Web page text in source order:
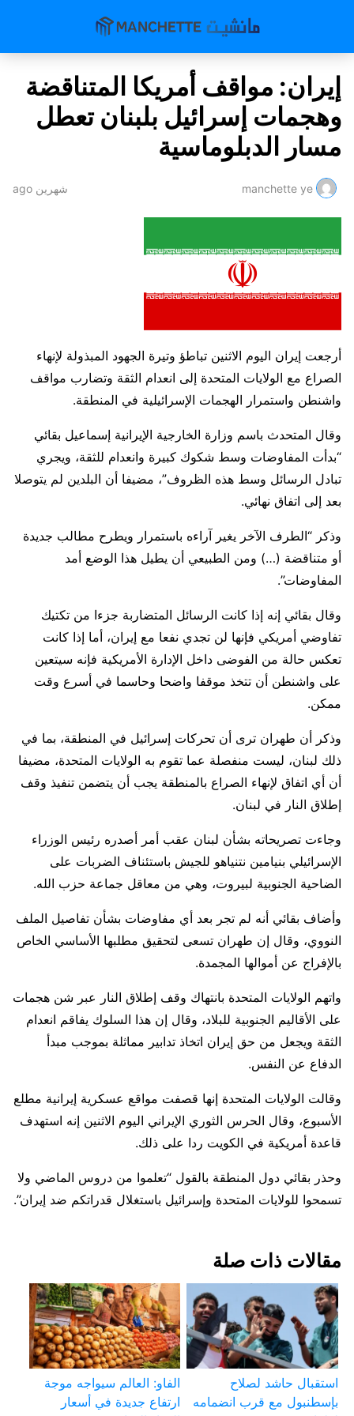
إيران: مواقف أمريكا المتناقضة
وهجمات إسرائيل بلبنان تعطل
مسار الدبلوماسية
manchette ye شهرين ago
أرجعت إيران اليوم الاثنين تباطؤ وتيرة الجهود المبذولة لإنهاء
الصراع مع الولايات المتحدة إلى انعدام الثقة وتضارب ​مواقف
واشنطن واستمرار الهجمات الإسرائيلية في المنطقة.
وقال المتحدث باسم وزارة ‌الخارجية الإيرانية إسماعيل بقائي
“بدأت المفاوضات وسط شكوك كبيرة وانعدام للثقة، ويجري
تبادل الرسائل وسط هذه الظروف”، مضيفا أن البلدين لم يتوصلا
بعد إلى اتفاق نهائي.
وذكر “الطرف الآخر يغير آراءه باستمرار ويطرح مطالب جديدة
أو متناقضة (…) ومن الطبيعي أن يطيل هذا الوضع أمد
المفاوضات”.
وقال بقائي إنه إذا كانت ⁠الرسائل المتضاربة جزءا من تكتيك
تفاوضي أمريكي فإنها لن تجدي ​نفعا مع إيران، أما إذا كانت
تعكس حالة من الفوضى داخل الإدارة ​الأمريكية فإنه سيتعين
على واشنطن أن تتخذ موقفا واضحا وحاسما في أسرع وقت
ممكن.
وذكر أن طهران ترى أن تحركات إسرائيل في المنطقة، بما في
ذلك لبنان، ليست منفصلة عما تقوم به الولايات المتحدة، مضيفا
أن أي اتفاق لإنهاء الصراع بالمنطقة يجب أن يتضمن تنفيذ وقف
إطلاق النار في لبنان.
وجاءت تصريحاته بشأن ‌لبنان ⁠عقب أمر أصدره رئيس الوزراء
الإسرائيلي بنيامين نتنياهو للجيش باستئناف الضربات على
الضاحية الجنوبية لبيروت، وهي من معاقل جماعة حزب الله.
وأضاف بقائي أنه لم تجر بعد أي مفاوضات بشأن تفاصيل الملف
النووي، وقال إن ​طهران تسعى لتحقيق ​مطلبها الأساسي الخاص
⁠بالإفراج عن أموالها المجمدة.
واتهم الولايات المتحدة بانتهاك وقف إطلاق النار عبر شن هجمات
على الأقاليم الجنوبية للبلاد، وقال إن هذا السلوك يفاقم انعدام
الثقة ويجعل من حق ⁠إيران اتخاذ تدابير مماثلة بموجب مبدأ
الدفاع عن النفس.
وقالت الولايات المتحدة إنها قصفت مواقع عسكرية إيرانية مطلع
الأسبوع، وقال الحرس الثوري الإيراني اليوم ⁠الاثنين ​إنه استهدف
قاعدة أمريكية في الكويت ردا ​على ذلك.
وحذر بقائي دول المنطقة بالقول “تعلموا من دروس الماضي ولا
تسمحوا للولايات المتحدة وإسرائيل ​باستغلال قدراتكم ضد إيران”.
مقالات ذات صلة
استقبال حاشد لصلاح
بإسطنبول مع قرب انضمامه
الفاو: العالم سيواجه موجة
ارتفاع جديدة في أسعار